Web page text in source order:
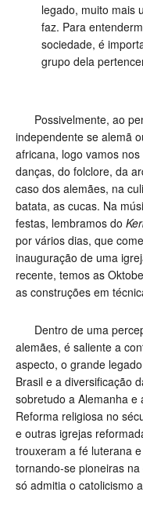
legado, muito mais
faz. Para
sociedade, é
grupo dela
Possivelmente, ao
independente se alemã
africana, logo vamos
danças, do folclore, da
caso dos alemães, na
batata, as cucas. Na
festas, lembramos do
por vários dias, que
inauguração de uma
recente, temos as
as construções em
Dentro de uma
alemães, é saliente a
aspecto, o grande
Brasil e a diversificação
sobretudo a Alemanha
Reforma religiosa no
e outras igrejas
trouxeram a fé luterana
tornando-se pioneiras
só admitia o catolicismo